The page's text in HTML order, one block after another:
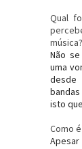
Qual
música?
Não
uma
desde
isto
Como